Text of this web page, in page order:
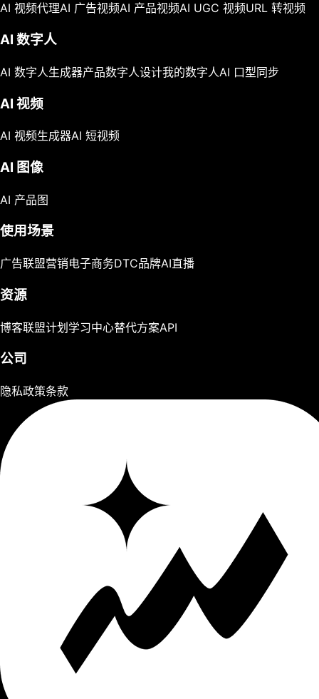
AI 视频代理AI 广告视频AI 产品视频AI UGC 视频URL 转视频
AI 数字人
AI 数字人生成器产品数字人设计我的数字人AI 口型同步
AI 视频
AI 视频生成器AI 短视频
AI 图像
AI 产品图
使用场景
广告联盟营销电子商务DTC品牌AI直播
资源
博客联盟计划学习中心替代方案API
公司
隐私政策条款